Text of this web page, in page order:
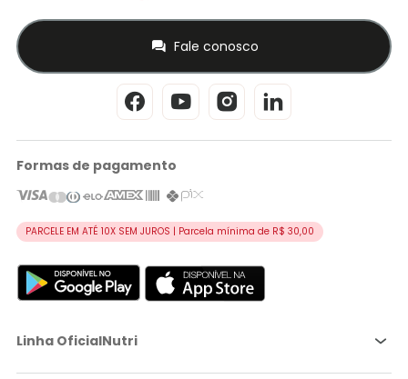
Fale conosco
Formas de pagamento
PARCELE EM ATÉ 10X SEM JUROS | Parcela mínima de R$ 30,00
Linha OficialNutri